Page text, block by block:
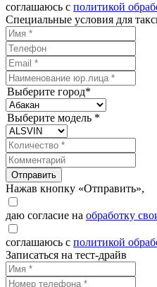
соглашаюсь с политикой
Специальные условия для
Выберите город*
Выберите модель *
Отправить
Нажав кнопку «Отправить»,
даю согласие на обработку
соглашаюсь с политикой
Записаться на тест-драйв